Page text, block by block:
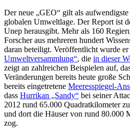
Der neue „GEO“ gilt als
globalen Umweltlage. Der Report ist
Unep herausgibt. Mehr als 160
Forscher aus mehreren hundert
daran beteiligt. Veröffentlicht wurde
Umweltversammlung“, die in dieser
zeigt an zahlreichen Beispielen auf,
Veränderungen bereits heute große
bereits eingetretene Meeresspiegel-
dass Hurrikan „Sandy“ bei seiner
2012 rund 65.000 Quadratkilometer
und dort die Häuser von rund 80.000
zog.